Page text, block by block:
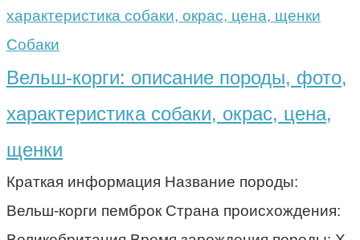
Собаки
Вельш-корги: описание породы, фото,
характеристика собаки, окрас, цена,
щенки
Краткая информация Название породы:
Вельш-корги пемброк Страна происхождения: